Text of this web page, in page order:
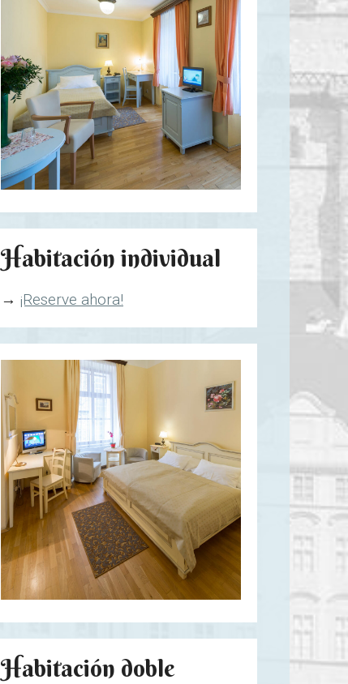
Habitación individual
→ ¡Reserve ahora!
Habitación doble